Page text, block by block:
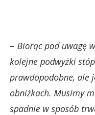
– Biorąc pod uwagę
kolejne podwyżki
prawdopodobne, ale
obniżkach. Musimy
spadnie w sposób